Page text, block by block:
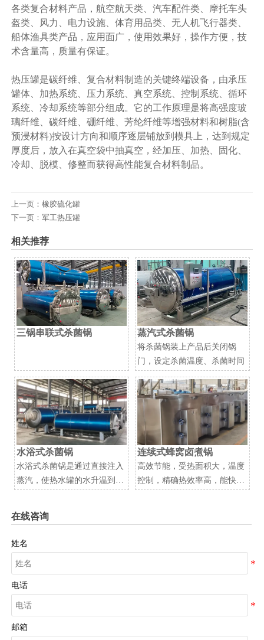
各类复合材料产品，航空航天类、汽车配件类、摩托车头
盔类、风力、电力设施、体育用品类、无人机飞行器类、
船体渔具类产品，应用面广，使用效果好，操作方便，技
术含量高，质量有保证。
热压罐是碳纤维、复合材料制造的关键终端设备，由承压
罐体、加热系统、压力系统、真空系统、控制系统、循环
系统、冷却系统等部分组成。它的工作原理是将高强度玻
璃纤维、碳纤维、硼纤维、芳纶纤维等增强材料和树脂(含
预浸材料)按设计方向和顺序逐层铺放到模具上，达到规定
厚度后，放入在真空袋中抽真空，经加压、加热、固化、
冷却、脱模、修整而获得高性能复合材料制品。
上一页： 橡胶硫化罐
下一页： 军工热压罐
相关推荐
三锅串联式杀菌锅 蒸汽式杀菌锅
将杀菌锅装上产品后关闭锅
门，设定杀菌温度、杀菌时间
水浴式杀菌锅
水浴式杀菌锅是通过直接注入
蒸汽，使热水罐的水升温到预
环，并通过水汽混合器循环加
热灭菌。从而缩短了杀菌时
间，提高工作效率。
连续式蜂窝卤煮锅
高效节能，受热面积大，温度
控制，精确热效率高，能快速
源和加工时间
在线咨询
姓名
电话
邮箱